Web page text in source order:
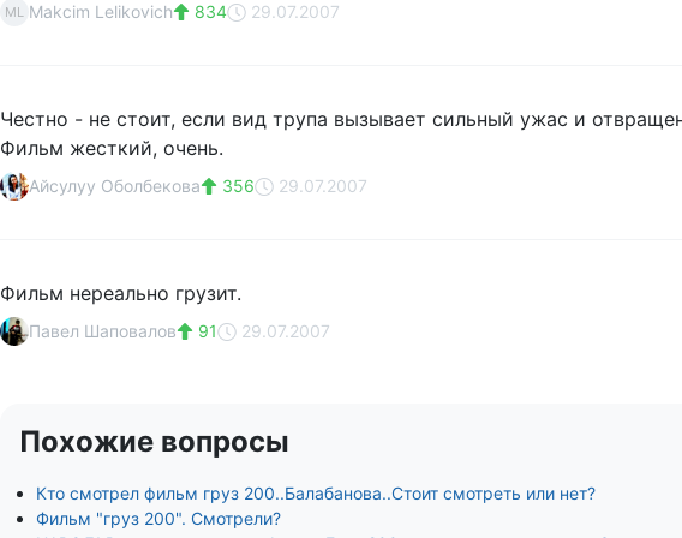
ML Makcim Lelikovich 834 29.07.2007
Честно - не стоит, если вид трупа вызывает сильный ужас и
Фильм жесткий, очень.
Айсулуу Оболбекова 356 29.07.2007
Фильм нереально грузит.
Павел Шаповалов 91 29.07.2007
Похожие вопросы
Кто смотрел фильм груз 200..Балабанова..Стоит смотреть или нет?
Фильм "груз 200". Смотрели?